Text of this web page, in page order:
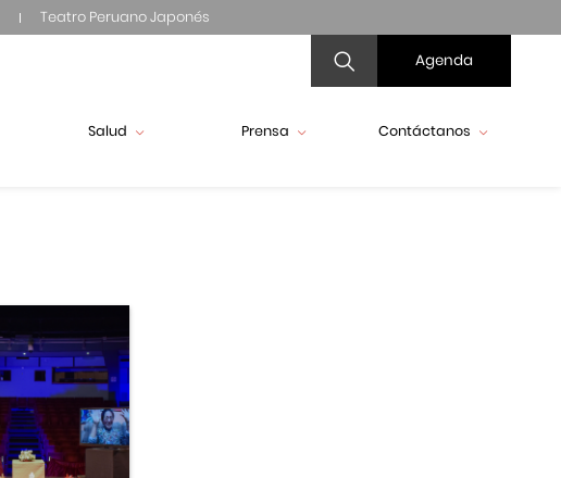
Teatro Peruano Japonés
Agenda
Salud Prensa Contáctanos